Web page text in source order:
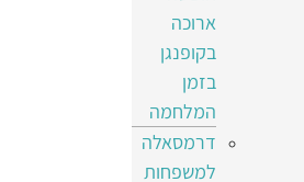
ארוכה
בקופנגן
בזמן
המלחמה
דרמסאלה
למשפחות